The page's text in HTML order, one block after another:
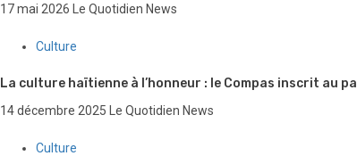
17 mai 2026 Le Quotidien News
Culture
La culture haïtienne à l’honneur : le Compas inscrit au
14 décembre 2025 Le Quotidien News
Culture